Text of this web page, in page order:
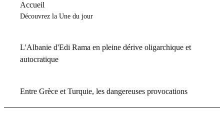
Accueil
Découvrez la Une du jour
L'Albanie d'Edi Rama en pleine dérive oligarchique et
autocratique
Entre Grèce et Turquie, les dangereuses provocations